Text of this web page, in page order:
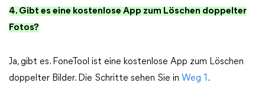
4. Gibt es eine kostenlose App zum Löschen doppelter
Fotos?
Ja, gibt es. FoneTool ist eine kostenlose App zum Löschen
doppelter Bilder. Die Schritte sehen Sie in Weg 1 .